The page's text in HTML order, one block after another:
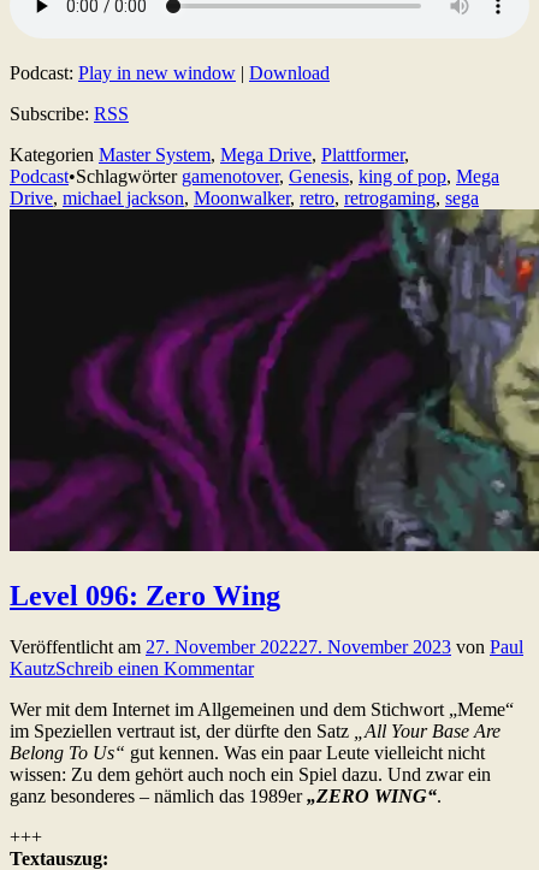
Podcast: Play in new window | Download
Subscribe: RSS
Kategorien Master System, Mega Drive, Plattformer,
Podcast•Schlagwörter gamenotover, Genesis, king of pop, Mega
Drive, michael jackson, Moonwalker, retro, retrogaming, sega
Level 096: Zero Wing
Veröffentlicht am 27. November 202227. November 2023 von Paul
KautzSchreib einen Kommentar
Wer mit dem Internet im Allgemeinen und dem Stichwort „Meme“
im Speziellen vertraut ist, der dürfte den Satz
„All Your Base Are
Belong To Us“ gut kennen. Was ein paar Leute vielleicht nicht
wissen: Zu dem gehört auch noch ein Spiel dazu. Und zwar ein
ganz besonderes – nämlich das 1989er„ZERO WING“.
+++
Textauszug: